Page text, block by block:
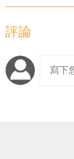
評論